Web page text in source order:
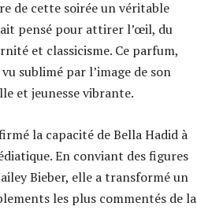
de cette soirée un véritable
pensé pour attirer l’œil, du
et classicisme. Ce parfum,
sublimé par l’image de son
et jeunesse vibrante.
la capacité de Bella Hadid à
En conviant des figures
Bieber, elle a transformé un
les plus commentés de la